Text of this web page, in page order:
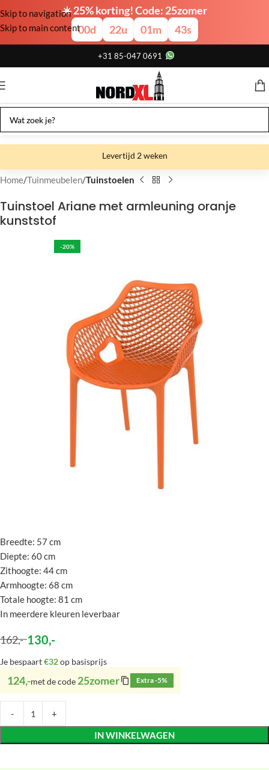
☀️ 25% korting! Code: 25zomer
00d 22u 01m 43s
Skip to navigation
Skip to main content
+31 85-047 0691
Levertijd 2 weken
Gratis verzending
Gratis afhalen
Home Tuinmeubelen Tuinstoelen
Tuinstoel Ariane met armleuning oranje
kunststof
-20%
Breedte: 57 cm
Diepte: 60 cm
Zithoogte: 44 cm
Armhoogte: 68 cm
Totale hoogte: 81 cm
In meerdere kleuren leverbaar
162,- 130,-
Je bespaart€32op basisprijs
124,-met de code 25zomer Extra -5%
IN WINKELWAGEN